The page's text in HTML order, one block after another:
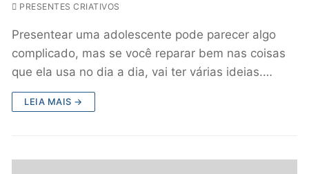
PRESENTES CRIATIVOS
Presentear uma adolescente pode parecer algo
complicado, mas se você reparar bem nas coisas
que ela usa no dia a dia, vai ter várias ideias.…
LEIA MAIS →